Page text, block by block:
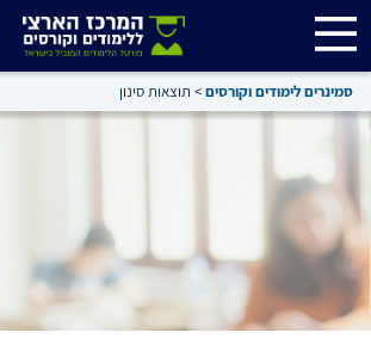
סמינרים לימודים וקורסים> תוצאות סינון